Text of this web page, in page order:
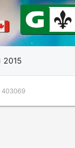
2015
403069